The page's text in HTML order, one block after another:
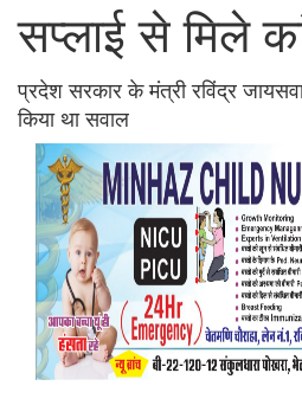
सप्लाई से मिले
प्रदेश सरकार के मंत्री रविंद्र
किया था सवाल